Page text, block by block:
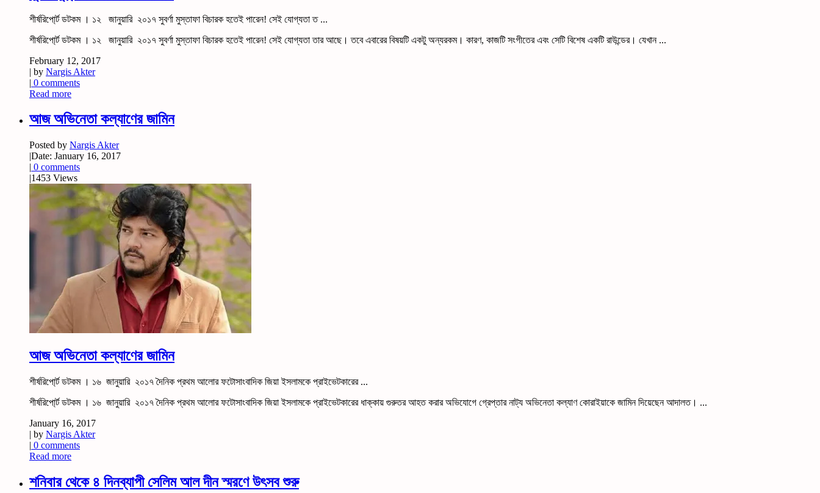
শীর্ষরিপো্র্ট ডটকম । ১২ জানুয়ারি ২০১৭ সুবর্ণা মুস্তাফা বিচারক হতেই পারেন! সেই যোগ্যতা ত ...
শীর্ষরিপো্র্ট ডটকম । ১২ জানুয়ারি ২০১৭ সুবর্ণা মুস্তাফা বিচারক হতেই পারেন! সেই যোগ্যতা তার আছে। তবে এবারের বিষয়টি একটু অন্যরকম। কারণ, কাজটি সংগীতের এবং সেটি বিশেষ একটি রাউন্ডের। যেখান ...
February 12, 2017
| by Nargis Akter
| 0 comments
Read more
আজ অভিনেতা কল্যাণের জামিন
Posted by Nargis Akter
|Date: January 16, 2017
| 0 comments
|1453 Views
আজ অভিনেতা কল্যাণের জামিন
শীর্ষরিপো্র্ট ডটকম । ১৬ জানুয়ারি ২০১৭ দৈনিক প্রথম আলোর ফটোসাংবাদিক জিয়া ইসলামকে প্রাইভেটকারের ...
শীর্ষরিপো্র্ট ডটকম । ১৬ জানুয়ারি ২০১৭ দৈনিক প্রথম আলোর ফটোসাংবাদিক জিয়া ইসলামকে প্রাইভেটকারের ধাক্কায় গুরুতর আহত করার অভিযোগে গ্রেপ্তার নাট্য অভিনেতা কল্যাণ কোরাইয়াকে জামিন দিয়েছেন আদালত। ...
January 16, 2017
| by Nargis Akter
| 0 comments
Read more
শনিবার থেকে ৪ দিনব্যাপী সেলিম আল দীন স্মরণে উৎসব শুরু